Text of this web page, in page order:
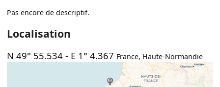
Pas encore de descriptif.
Localisation
N 49° 55.534 - E 1° 4.367 France, Haute-Normandie